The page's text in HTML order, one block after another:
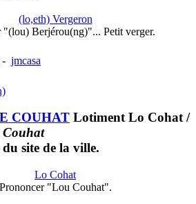
(lo,eth) Vergeron
"(lou) Berjérou(ng)"... Petit verger.
- jmcasa
COUHAT Lotiment Lo Cohat/
site de la ville.
Lo Cohat
Prononcer "Lou Couhat".